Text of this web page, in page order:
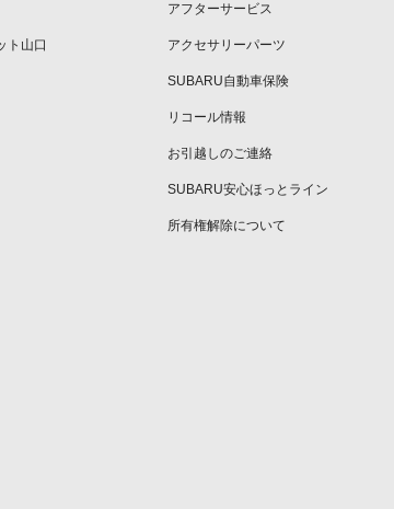
ト山口
アフターサービス
アクセサリーパーツ
SUBARU自動車保険
リコール情報
お引越しのご連絡
SUBARU安心ほっとライン
所有権解除について